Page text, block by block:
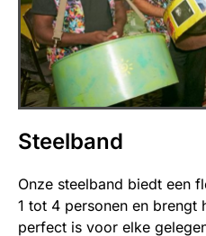
Steelband
Onze steelband biedt een
1 tot 4 personen en brengt
perfect is voor elke